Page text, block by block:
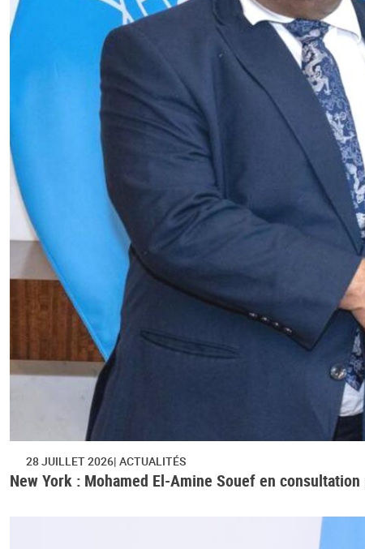
28 JUILLET 2026 ACTUALITÉS
New York : Mohamed El-Amine Souef en